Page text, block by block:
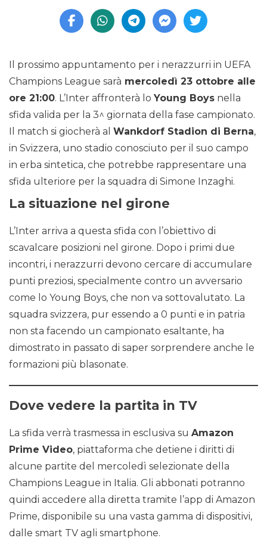
Il prossimo appuntamento per i nerazzurri in UEFA
Champions League sarà mercoledì 23 ottobre alle
ore 21:00. L’Inter affronterà lo Young Boys nella
sfida valida per la 3^ giornata della fase campionato.
Il match si giocherà al Wankdorf Stadion di Berna,
in Svizzera, uno stadio conosciuto per il suo campo
in erba sintetica, che potrebbe rappresentare una
sfida ulteriore per la squadra di Simone Inzaghi.
La situazione nel girone
L’Inter arriva a questa sfida con l’obiettivo di
scavalcare posizioni nel girone. Dopo i primi due
incontri, i nerazzurri devono cercare di accumulare
punti preziosi, specialmente contro un avversario
come lo Young Boys, che non va sottovalutato. La
squadra svizzera, pur essendo a 0 punti e in patria
non sta facendo un campionato esaltante, ha
dimostrato in passato di saper sorprendere anche le
formazioni più blasonate.
Dove vedere la partita in TV
La sfida verrà trasmessa in esclusiva su Amazon
Prime Video, piattaforma che detiene i diritti di
alcune partite del mercoledì selezionate della
Champions League in Italia. Gli abbonati potranno
quindi accedere alla diretta tramite l’app di Amazon
Prime, disponibile su una vasta gamma di dispositivi,
dalle smart TV agli smartphone.